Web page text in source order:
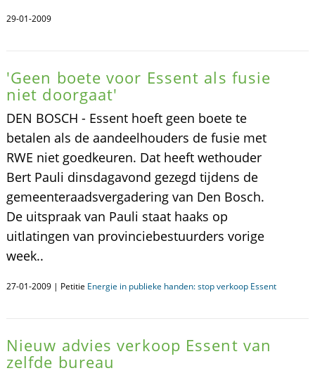
29-01-2009
'Geen boete voor Essent als fusie
niet doorgaat'
DEN BOSCH - Essent hoeft geen boete te
betalen als de aandeelhouders de fusie met
RWE niet goedkeuren. Dat heeft wethouder
Bert Pauli dinsdagavond gezegd tijdens de
gemeenteraadsvergadering van Den Bosch.
De uitspraak van Pauli staat haaks op
uitlatingen van provinciebestuurders vorige
week..
27-01-2009 | Petitie Energie in publieke handen: stop verkoop Essent
Nieuw advies verkoop Essent van
zelfde bureau